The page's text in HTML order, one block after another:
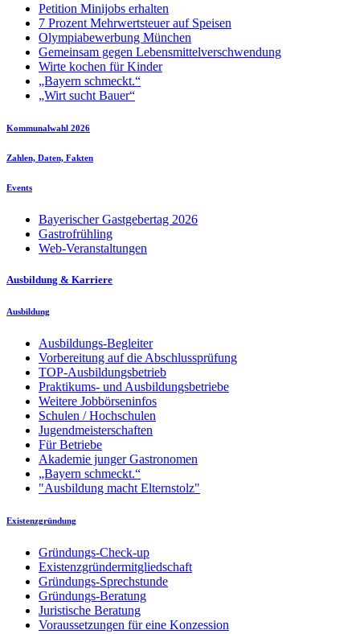
Petition Minijobs erhalten
7 Prozent Mehrwertsteuer auf Speisen
Olympiabewerbung München
Gemeinsam gegen Lebensmittelverschwendung
Wirte kochen für Kinder
„Bayern schmeckt.“
„Wirt sucht Bauer“
Kommunalwahl 2026
Zahlen, Daten, Fakten
Events
Bayerischer Gastgebertag 2026
Gastrofrühling
Web-Veranstaltungen
Ausbildung & Karriere
Ausbildung
Ausbildungs-Begleiter
Vorbereitung auf die Abschlussprüfung
TOP-Ausbildungsbetrieb
Praktikums- und Ausbildungsbetriebe
Weitere Jobbörseninfos
Schulen / Hochschulen
Jugendmeisterschaften
Für Betriebe
Akademie junger Gastronomen
„Bayern schmeckt.“
"Ausbildung macht Elternstolz"
Existenzgründung
Gründungs-Check-up
Existenzgründermitgliedschaft
Gründungs-Sprechstunde
Gründungs-Beratung
Juristische Beratung
Voraussetzungen für eine Konzession